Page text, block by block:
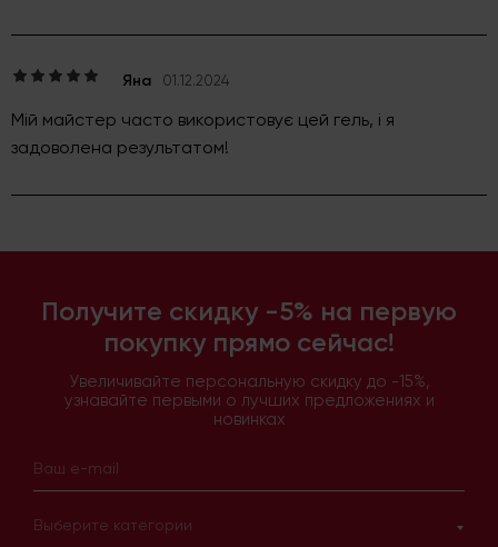
Яна 01.12.2024
Мій майстер часто використовує цей гель, і я
задоволена результатом!
Получите скидку -5% на первую
покупку прямо сейчас!
Увеличивайте персональную скидку до -15%,
узнавайте первыми о лучших предложениях и
новинках
Выберите категории